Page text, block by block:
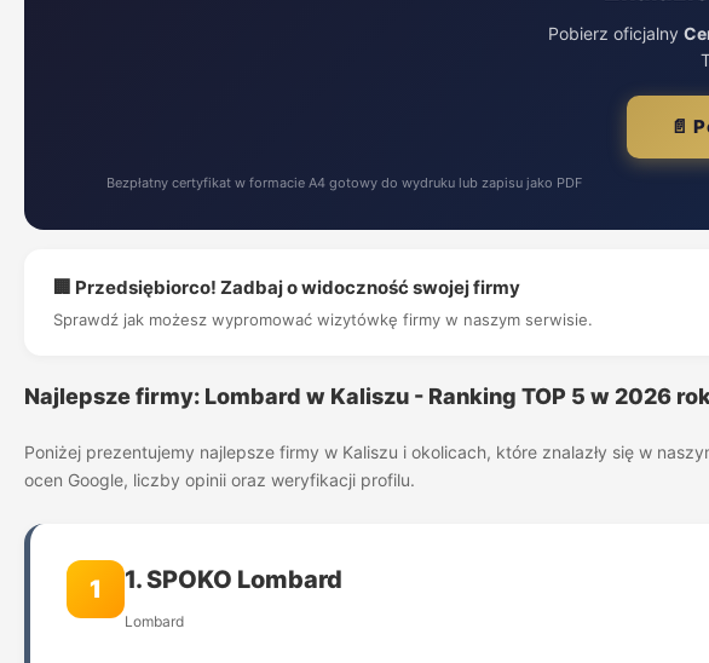
Pobierz oficjalny
📄
Bezpłatny certyfikat w formacie A4 gotowy do wydruku lub zapisu jako PDF
🏢 Przedsiębiorco! Zadbaj o widoczność swojej firmy
Sprawdź jak możesz wypromować wizytówkę firmy w naszym serwisie.
Najlepsze firmy: Lombard w Kaliszu - Ranking TOP 5 w 2026
Poniżej prezentujemy najlepsze firmy w Kaliszu i okolicach, które znalazły się w
ocen Google, liczby opinii oraz weryfikacji profilu.
1 1. SPOKO Lombard
Lombard